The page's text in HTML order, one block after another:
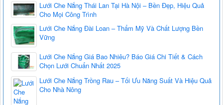
Lưới Che Nắng Thái Lan Tại Hà Nội – Bền Đẹp, Hiệu Quả
Cho Mọi Công Trình
Lưới Che Nắng Đài Loan – Thẩm Mỹ Và Chất Lượng Bền
Vững
Lưới Che Nắng Giá Bao Nhiêu? Báo Giá Chi Tiết & Cách
Chọn Lưới Chuẩn Nhất 2025
Lưới Che Nắng Trồng Rau – Tối Ưu Năng Suất Và Hiệu Quả
Cho Nhà Nông